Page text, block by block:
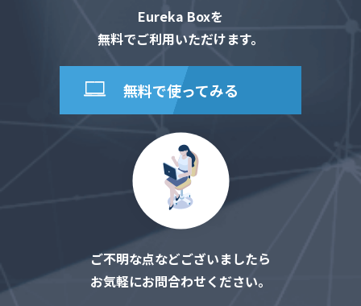
Eureka Boxを
無料でご利用いただけます。
無料で使ってみる
ご不明な点などございましたら
お気軽にお問合わせください。